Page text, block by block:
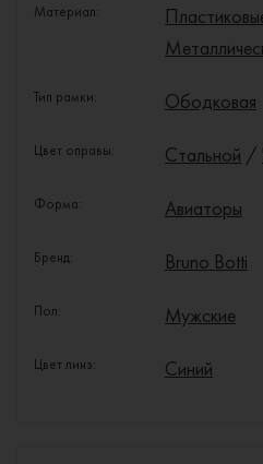
Материал:
Тип рамки: Ободковая
Цвет оправы: Стальной /
Форма: Авиаторы
Бренд: Bruno Botti
Пол: Мужские
Цвет линз: Синий